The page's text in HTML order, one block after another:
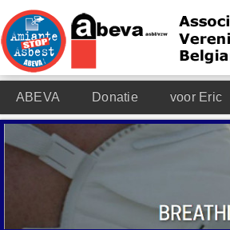
ABEVA Donatie voor Eric